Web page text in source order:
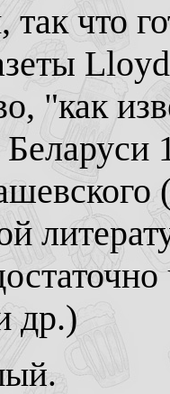
что
"как
др.)